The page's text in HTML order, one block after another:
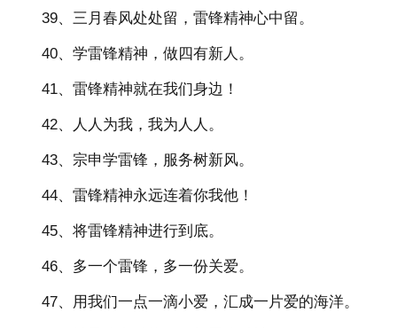
39、三月春风处处留，雷锋精神心中留。
40、学雷锋精神，做四有新人。
41、雷锋精神就在我们身边！
42、人人为我，我为人人。
43、宗申学雷锋，服务树新风。
44、雷锋精神永远连着你我他！
45、将雷锋精神进行到底。
46、多一个雷锋，多一份关爱。
47、用我们一点一滴小爱，汇成一片爱的海洋。